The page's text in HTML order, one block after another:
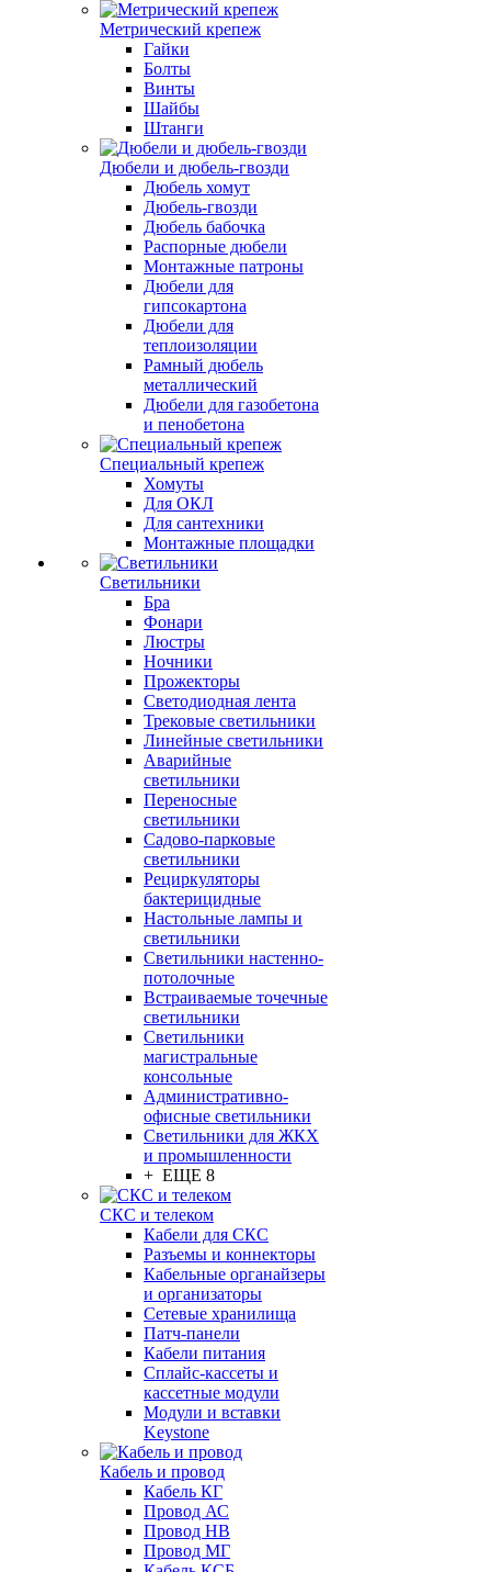
Метрический крепеж
Гайки
Болты
Винты
Шайбы
Штанги
Дюбели и дюбель-гвозди
Дюбель хомут
Дюбель-гвозди
Дюбель бабочка
Распорные дюбели
Монтажные патроны
Дюбели для
гипсокартона
Дюбели для
теплоизоляции
Рамный дюбель
металлический
Дюбели для газобетона
и пенобетона
Специальный крепеж
Хомуты
Для ОКЛ
Для сантехники
Монтажные площадки
Светильники
Бра
Фонари
Люстры
Ночники
Прожекторы
Светодиодная лента
Трековые светильники
Линейные светильники
Аварийные
светильники
Переносные
светильники
Садово-парковые
светильники
Рециркуляторы
бактерицидные
Настольные лампы и
светильники
Светильники настенно-
потолочные
Встраиваемые точечные
светильники
Светильники
магистральные
консольные
Административно-
офисные светильники
Светильники для ЖКХ
и промышленности
+ ЕЩЕ 8
СКС и телеком
Кабели для СКС
Разъемы и коннекторы
Кабельные органайзеры
и организаторы
Сетевые хранилища
Патч-панели
Кабели питания
Сплайс-кассеты и
кассетные модули
Модули и вставки
Keystone
Кабель и провод
Кабель КГ
Провод АС
Провод НВ
Провод МГ